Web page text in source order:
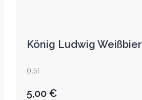
König Ludwig Weißbier
0,5l
5,00 €